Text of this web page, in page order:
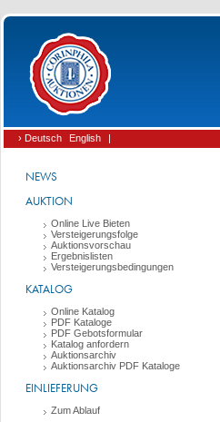
› Deutsch English |
NEWS
AUKTION
Online Live Bieten
Versteigerungsfolge
Auktionsvorschau
Ergebnislisten
Versteigerungsbedingungen
KATALOG
Online Katalog
PDF Kataloge
PDF Gebotsformular
Katalog anfordern
Auktionsarchiv
Auktionsarchiv PDF Kataloge
EINLIEFERUNG
Zum Ablauf